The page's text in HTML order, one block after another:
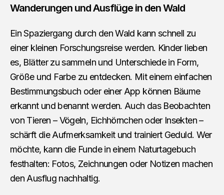
Wanderungen und Ausflüge in den Wald
Ein Spaziergang durch den Wald kann schnell zu
einer kleinen Forschungsreise werden. Kinder lieben
es, Blätter zu sammeln und Unterschiede in Form,
Größe und Farbe zu entdecken. Mit einem einfachen
Bestimmungsbuch oder einer App können Bäume
erkannt und benannt werden. Auch das Beobachten
von Tieren – Vögeln, Eichhörnchen oder Insekten –
schärft die Aufmerksamkeit und trainiert Geduld. Wer
möchte, kann die Funde in einem Naturtagebuch
festhalten: Fotos, Zeichnungen oder Notizen machen
den Ausflug nachhaltig.